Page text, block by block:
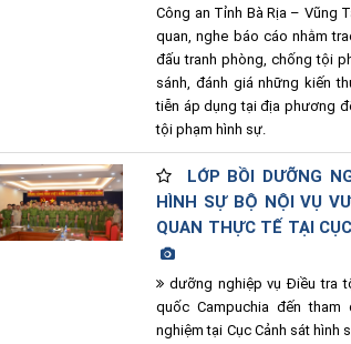
Công an Tỉnh Bà Rịa – Vũng
quan, nghe báo cáo nhằm
đấu tranh phòng, chống tội
sánh, đánh giá những kiến
tiễn áp dụng tại địa phương
tội phạm hình sự.
LỚP BỒI DƯỠNG
HÌNH SỰ BỘ NỘI VỤ
QUAN THỰC TẾ TẠI
dưỡng nghiệp vụ Điều tra
quốc Campuchia đến
nghiệm tại Cục Cảnh sát hình